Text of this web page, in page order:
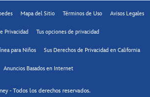
Mapa del Sitio Términos de Uso Avisos Legales
Privacidad Tus opciones de privacidad
para Niños Sus Derechos de Privacidad en California
Anuncios Basados en Internet
- Todos los derechos reservados.